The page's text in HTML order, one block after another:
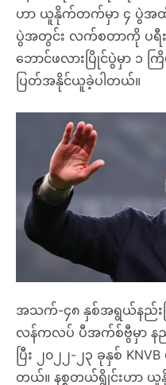
ဟာ ယူနိုက်တက်မှာ ၄ ပွဲအထိ
ပွဲအတွင်း လက်စတာကို ပရီးမီ
ဘောင်ဖလားပြိုင်ပွဲမှာ ၁ က
ပြတ်အနိုင်ယူခဲ့ပါတယ်။
အသက်-၄၈ နှစ်အရွယ်နည်း
လန်ကလပ် ပီအက်စ်ဗွီမှာ နည်
ပြီး ၂၀၂၂-၂၃ ခုနှစ်
တယ်။ နစ္စတယ်ရွိုင်းဟာ